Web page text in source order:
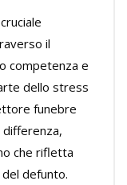
il
competenza e
dello stress
funebre
che rifletta
defunto.